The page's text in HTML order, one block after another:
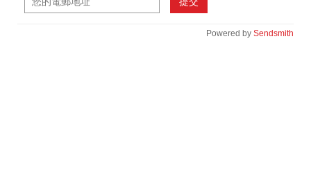
Powered by Sendsmith